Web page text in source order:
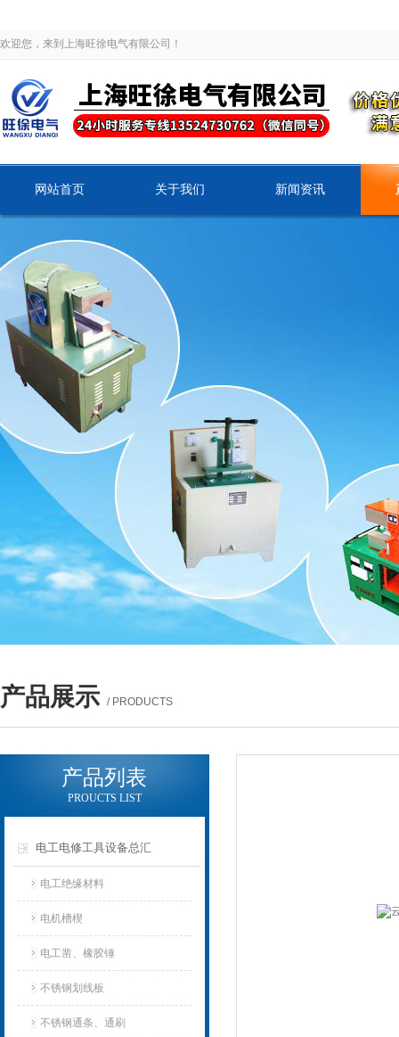
欢迎您，来到上海旺徐电气有限公司！
网站首页 关于我们 新闻资讯
产品展示 / PRODUCTS
产品列表
PROUCTS LIST
电工电修工具设备总汇
电工绝缘材料
电机槽楔
电工凿、橡胶锤
不锈钢划线板
不锈钢通条、通刷